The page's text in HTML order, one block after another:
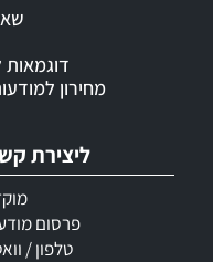
ליצירת
פרסום
טלפון / וואטצאפ:
מחירון